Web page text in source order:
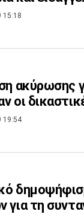
15:18
ακύρωσης
οι
19:54
για τη